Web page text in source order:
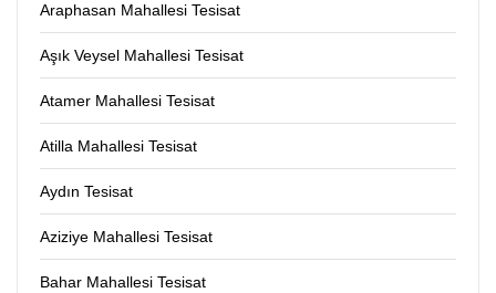
Araphasan Mahallesi Tesisat
Aşık Veysel Mahallesi Tesisat
Atamer Mahallesi Tesisat
Atilla Mahallesi Tesisat
Aydın Tesisat
Aziziye Mahallesi Tesisat
Bahar Mahallesi Tesisat